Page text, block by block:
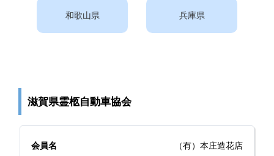
和歌山県 兵庫県
滋賀県霊柩自動車協会
（有）本庄造花店